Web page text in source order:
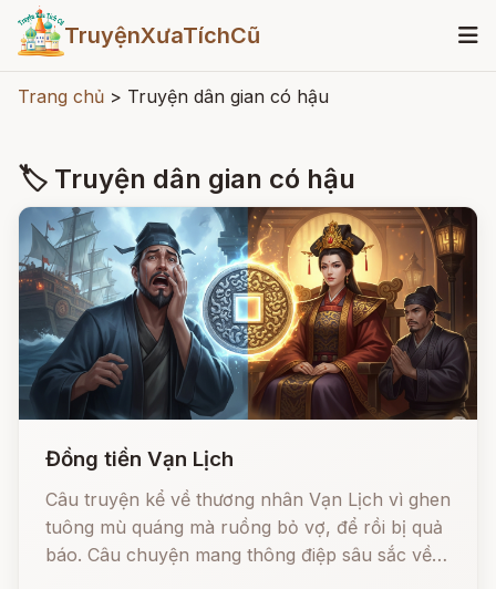
TruyệnXưaTíchCũ
Trang chủ > Truyện dân gian có hậu
🏷 Truyện dân gian có hậu
Đồng tiền Vạn Lịch
Câu truyện kể về thương nhân Vạn Lịch vì ghen
tuông mù quáng mà ruồng bỏ vợ, để rồi bị quả
báo. Câu chuyện mang thông điệp sâu sắc về